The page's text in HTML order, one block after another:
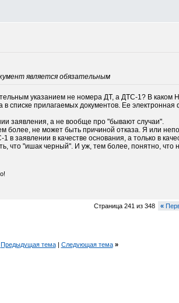
является обязательным
указанием не номера ДТ, а ДТС-1? В каком
списке прилагаемых документов. Ее
заявления, а не вообще про "бывают случаи".
более, не может быть причиной отказа. Я или
в заявлении в качестве основания, а только в
что "ишак черный". И уж, тем более, понятно,
Страница 241 из 348 «
Предыдущая тема| Следующая тема »